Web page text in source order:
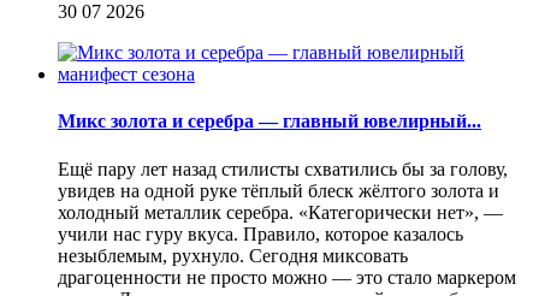
30 07 2026
Микс золота и серебра — главный ювелирный...
Ещё пару лет назад стилисты схватились бы за голову,
увидев на одной руке тёплый блеск жёлтого золота и
холодный металлик серебра. «Категорически нет», —
учили нас гуру вкуса. Правило, которое казалось
незыблемым, рухнуло. Сегодня миксовать
драгоценности не просто можно — это стало маркером